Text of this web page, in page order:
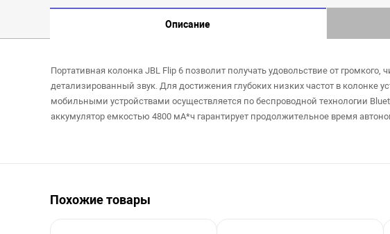
Описание
Портативная колонка JBL Flip 6 позволит получать удовольствие от
детализированный звук. Для достижения глубоких низких частот в колонке
мобильными устройствами осуществляется по беспроводной технологии
аккумулятор емкостью 4800 мА*ч гарантирует продолжительное время
Похожие товары